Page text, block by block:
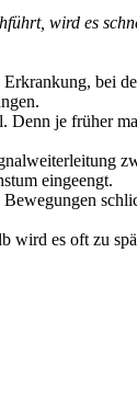
wird es
bei
je früher
eingeengt.
wird es oft zu